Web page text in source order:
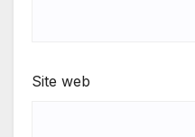
Site web